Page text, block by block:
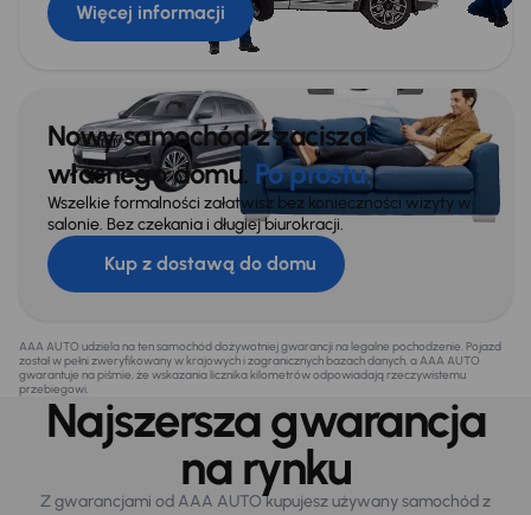
Więcej informacji
Nowy samochód z zacisza
własnego domu. Po prostu.
Wszelkie formalności załatwisz bez konieczności wizyty w
salonie. Bez czekania i długiej biurokracji.
Kup z dostawą do domu
AAA AUTO udziela na ten samochód dożywotniej gwarancji na legalne pochodzenie. Pojazd
został w pełni zweryfikowany w krajowych i zagranicznych bazach danych, a AAA AUTO
gwarantuje na piśmie, że wskazania licznika kilometrów odpowiadają rzeczywistemu
przebiegowi.
Najszersza gwarancja
na rynku
Z gwarancjami od AAA AUTO kupujesz używany samochód z